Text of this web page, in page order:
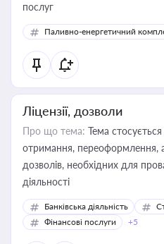
послуг
Паливно-енергетичний
Ліцензії, дозволи
Про що тема: Тема
отримання, переоформлення,
дозволів, необхідних для
діяльності
Банківська діяльність
Фінансові послуги
+5